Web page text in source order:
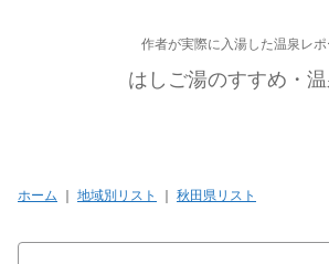
作者が実際に入湯した温泉レポ
はしご湯のすすめ・
ホーム 地域別リスト 秋田県リスト